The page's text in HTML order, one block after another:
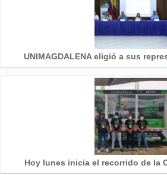
UNIMAGDALENA eligió a sus
Hoy lunes inicia el recorrido de la